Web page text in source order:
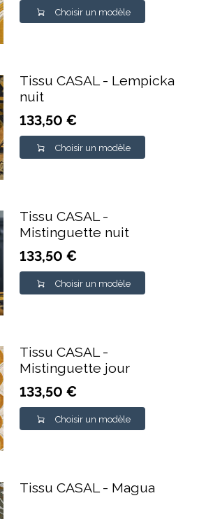
Choisir un modèle
Tissu CASAL - Lempicka
nuit
133,50 €
Choisir un modèle
Tissu CASAL -
Mistinguette nuit
133,50 €
Choisir un modèle
Tissu CASAL -
Mistinguette jour
133,50 €
Choisir un modèle
Tissu CASAL - Magua